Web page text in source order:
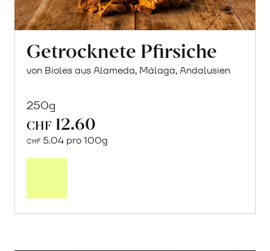
Getrocknete Pfirsiche
von Bioles aus Alameda, Málaga, Andalusien
250g
CHF 12.60
CHF 5.04 pro 100g